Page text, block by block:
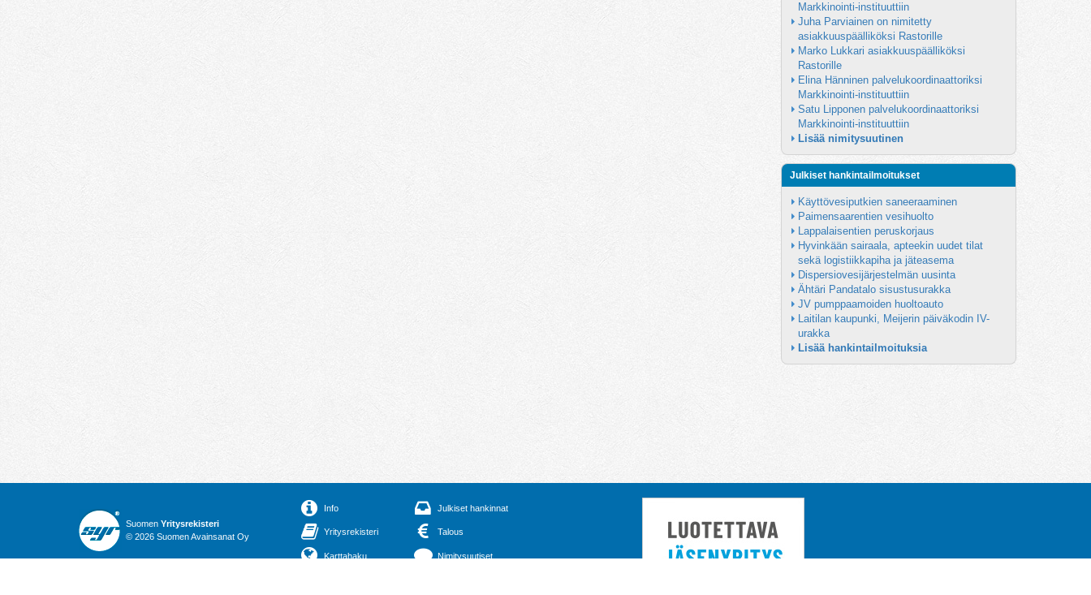
Markkinointi-instituuttiin
Juha Parviainen on nimitetty
asiakkuuspäälliköksi Rastorille
Marko Lukkari asiakkuuspäälliköksi
Rastorille
Elina Hänninen palvelukoordinaattoriksi
Markkinointi-instituuttiin
Satu Lipponen palvelukoordinaattoriksi
Markkinointi-instituuttiin
Lisää nimitysuutinen
Julkiset hankintailmoitukset
Käyttövesiputkien saneeraaminen
Paimensaarentien vesihuolto
Lappalaisentien peruskorjaus
Hyvinkään sairaala, apteekin uudet tilat
sekä logistiikkapiha ja jäteasema
Dispersiovesijärjestelmän uusinta
Ähtäri Pandatalo sisustusurakka
JV pumppaamoiden huoltoauto
Laitilan kaupunki, Meijerin päiväkodin IV-
urakka
Lisää hankintailmoituksia
Suomen Yritysrekisteri
© 2026 Suomen Avainsanat Oy
Info
Yritysrekisteri
Karttahaku
Julkiset hankinnat
Talous
Nimitysuutiset